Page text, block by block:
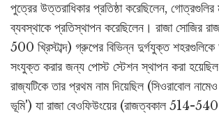
পুত্রের উত্তরাধিকার প্রতিষ্ঠা করেছিলেন, গোত্রগুলির
ব্যবস্থাকে প্রতিস্থাপন করেছিলেন। রাজা সোজির
500 খ্রিস্টাব্দ) গ্রুপের বিভিন্ন দুর্গযুক্ত
সংযুক্ত করার জন্য পোস্ট স্টেশন স্থাপন করা
রাজ্যটিকে তার প্রথম নাম দিয়েছিল (সিওরাবোল
ভূমি') যা রাজা বেওফিউংয়ের (রাজত্বকাল 514-540